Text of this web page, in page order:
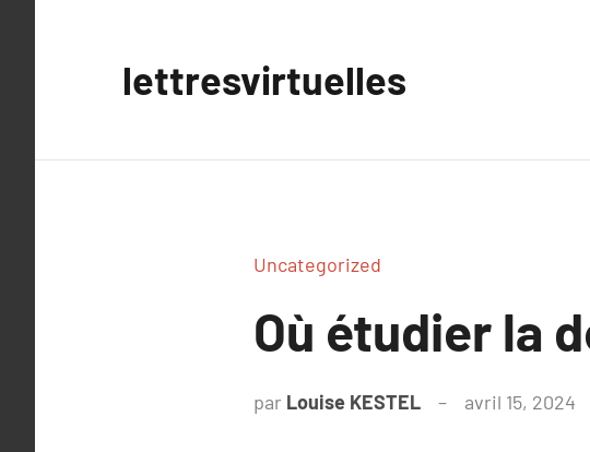
lettresvirtuelles
Uncategorized
Où étudier la
par Louise KESTEL avril 15, 2024